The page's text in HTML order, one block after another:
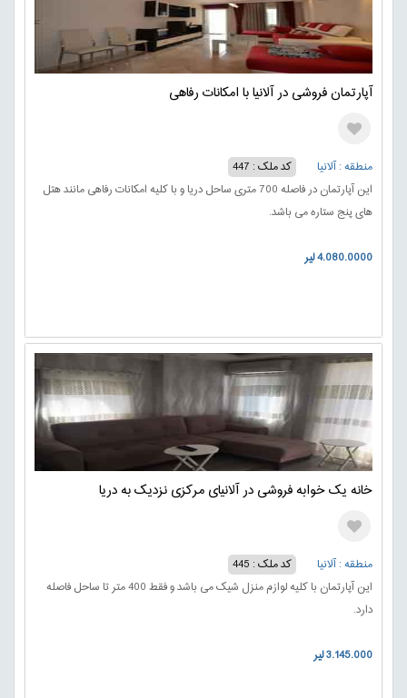
آپارتمان فروشی در آلانیا با امکانات رفاهی
منطقه : آلانیا
کد ملک : 447
این آپارتمان در فاصله 700 متری ساحل دریا و با کلیه امکانات رفاهی مانند هتل
های پنج ستاره می باشد.
4.080.0000 لیر
خانه یک خوابه فروشی در آلانیای مرکزی نزدیک به دریا
منطقه : آلانیا
کد ملک : 445
این آپارتمان با کلیه لوازم منزل شیک می باشد و فقط 400 متر تا ساحل فاصله
دارد.
3.145.000 لیر